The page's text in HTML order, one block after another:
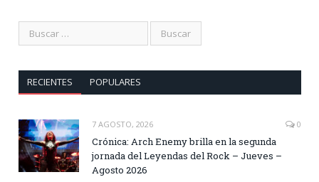
RECIENTES POPULARES
7 AGOSTO, 2026 0
Crónica: Arch Enemy brilla en la segunda
jornada del Leyendas del Rock – Jueves –
Agosto 2026